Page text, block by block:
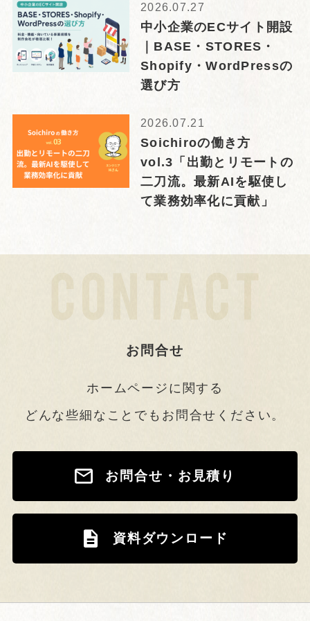
2026.07.27
中小企業のECサイト開設
｜BASE・STORES・
Shopify・WordPressの
選び方
2026.07.21
Soichiroの働き方
vol.3「出勤とリモートの
二刀流。最新AIを駆使し
て業務効率化に貢献」
お問合せ
ホームページに関する
どんな些細なことでもお問合せください。
お問合せ・お見積り
資料ダウンロード